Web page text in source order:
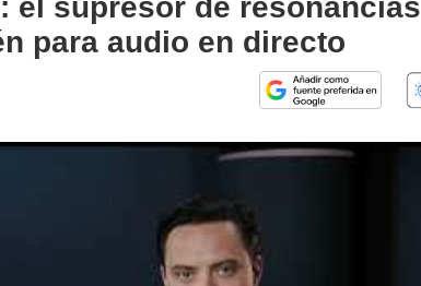
el supresor de resonancias
para audio en directo